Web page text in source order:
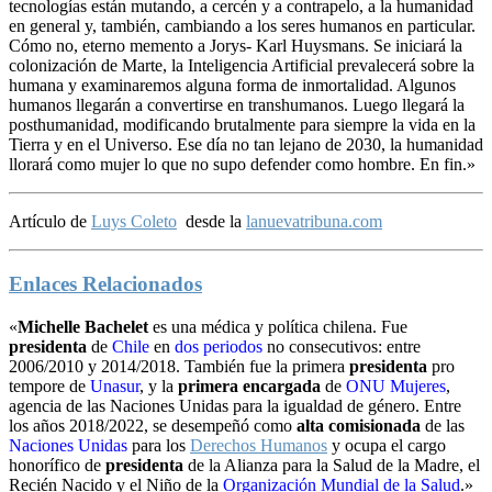
tecnologías están mutando, a cercén y a contrapelo, a la humanidad
en general y, también, cambiando a los seres humanos en particular.
Cómo no, eterno memento a Jorys- Karl Huysmans. Se iniciará la
colonización de Marte, la Inteligencia Artificial prevalecerá sobre la
humana y examinaremos alguna forma de inmortalidad. Algunos
humanos llegarán a convertirse en transhumanos. Luego llegará la
posthumanidad, modificando brutalmente para siempre la vida en la
Tierra y en el Universo. Ese día no tan lejano de 2030, la humanidad
llorará como mujer lo que no supo defender como hombre. En fin.»
Artículo de Luys Coleto desde la lanuevatribuna.com
Enlaces Relacionados
«Michelle Bachelet es una médica y política chilena. Fue
presidenta de Chile en dos periodos no consecutivos: entre
2006/2010 y 2014/2018. También fue la primera presidenta pro
tempore de Unasur, y la primera encargada de ONU Mujeres,
agencia de las Naciones Unidas para la igualdad de género. Entre
los años 2018/2022, se desempeñó como alta comisionada de las
Naciones Unidas para los Derechos Humanos y ocupa el cargo
honorífico de presidenta de la Alianza para la Salud de la Madre, el
Recién Nacido y el Niño de la Organización Mundial de la Salud.»